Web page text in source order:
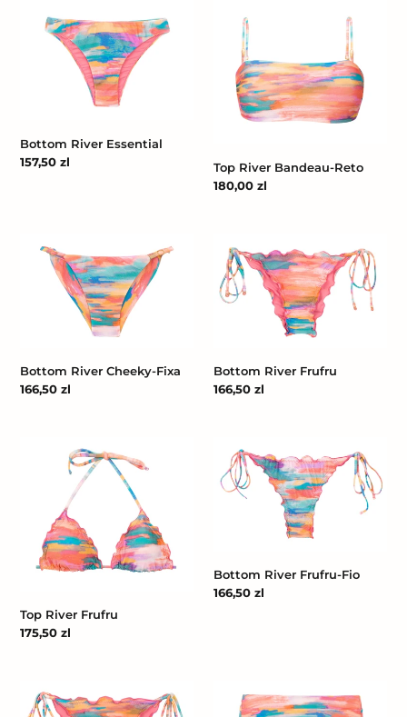
River
Essential
Bottom River Essential
Cena
157,50 zl
River
Bandeau-
Reto
Top River Bandeau-Reto
Cena
180,00 zl
River
Cheeky-
Bottom River Cheeky-Fixa
Cena
166,50 zl
River
Frufru
Bottom River Frufru
Cena
166,50 zl
Top River Frufru
Cena
175,50 zl
Bottom
River
Frufru-
Bottom River Frufru-Fio
Cena
166,50 zl
Bottom
River
River